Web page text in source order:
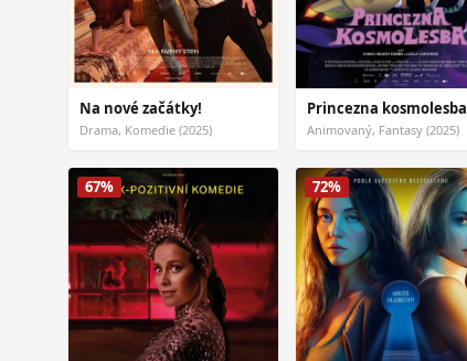
Na nové začátky!
Drama, Komedie (2025)
Princezna kosmolesba
Animovaný, Fantasy (2025)
67% 72%